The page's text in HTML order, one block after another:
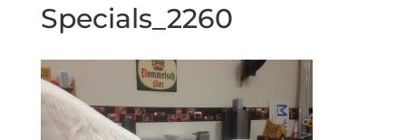
Specials_2260